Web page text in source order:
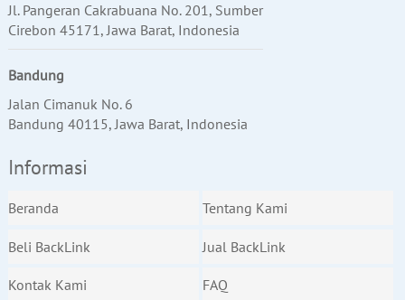
Jl. Pangeran Cakrabuana No. 201, Sumber
Cirebon 45171, Jawa Barat, Indonesia
Bandung
Jalan Cimanuk No. 6
Bandung 40115, Jawa Barat, Indonesia
Informasi
Beranda Tentang Kami
Beli BackLink Jual BackLink
Kontak Kami FAQ